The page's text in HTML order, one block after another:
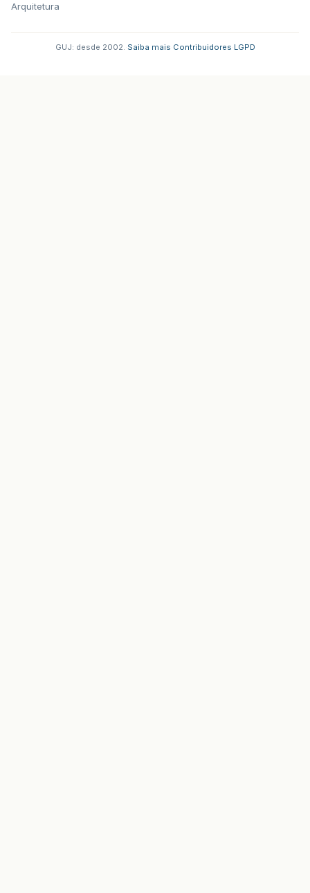
Arquitetura
GUJ: desde 2002. Saiba mais Contribuidores LGPD